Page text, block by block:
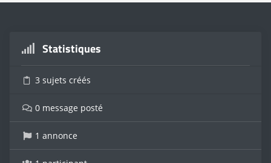
Statistiques
3 sujets créés
0 message posté
1 annonce